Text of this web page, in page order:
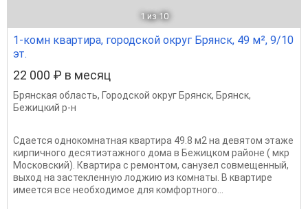
1 из 10
1-комн квартира, городской округ Брянск, 49 м², 9/10
эт.
22 000 ₽ в месяц
Брянская область, Городской округ Брянск, Брянск,
Бежицкий р-н
Сдается однокомнатная квартира 49.8 м2 на девятом этаже
кирпичного десятиэтажного дома в Бежицком районе ( мкр
Московский). Квартира с ремонтом, санузел совмещенный,
выход на застекленную лоджию из комнаты. В квартире
имеется все необходимое для комфортного...